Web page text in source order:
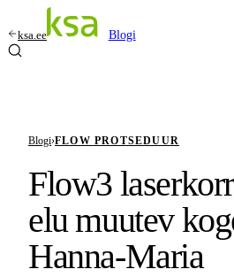
ksa.ee Blogi
Blogi›FLOW PROTSEDUUR
Flow3
elu muutev
Hanna-Maria